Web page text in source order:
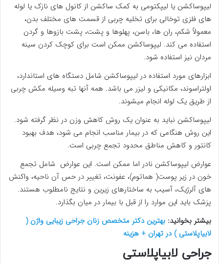
لیپوساکشن یا لیپکتومی به کمک ساکشن از کانول های نازک یا لوله
های فلزی توخالی برای تخلیه چربی از قسمت های مختلف بدن،
معمولاً شکم، ران ها، باسن، پهلوها و پشت، پشت بازوها و گردن
استفاده می کند. لیپوساکشن ممکن است برای کوچک کردن سینه
مردان نیز استفاده شود.
ابزارهای مورد استفاده در لیپوساکشن شامل دستگاه های استاندارد،
اولتراسوند، مکانیکی و لیزر می باشد. همه آنها تبه وسیله مکش چربی
از طریق یک لوله انجام میشوند.
لیپوساکشن نباید به عنوان یک روش کاهش وزن در نظر گرفته شود.
این روش هنگامی که در بیمار مناسب انجام می شود، هدف بهبود
کانتور و کاهش مناطق محدود تجمع چربی است.
عوارض لیپوساکشن نادر اما ممکن است. این عوارض شامل تجمع
خون در زیر پوست( هماتوم)، عفونت، تغییر در حس آن ناحیه، واکنش
های آلرژیک، آسیب به ساختارهای زیرین و نتایج نامطلوب هستند.
پزشک باید این موارد را از قبل با بیمار در میان بگذارد.
بیشتر بخوانید: بهترین دکتر متخصص زنان جراحی زیبایی واژن (
لابیاپلاستی ) در تهران + هزینه
جراحی لابیاپلاستی